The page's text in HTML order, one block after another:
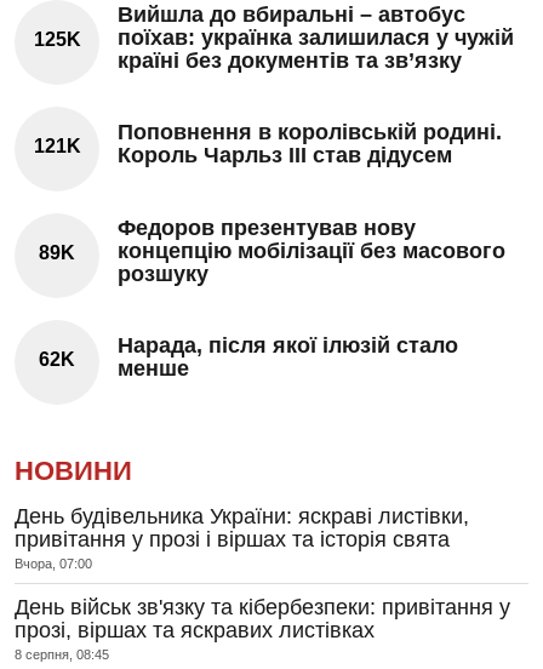
125K
Вийшла до вбиральні – автобус
поїхав: українка залишилася у чужій
країні без документів та зв’язку
121K
Поповнення в королівській родині.
Король Чарльз III став дідусем
89K
Федоров презентував нову
концепцію мобілізації без масового
розшуку
62K
Нарада, після якої ілюзій стало
менше
НОВИНИ
День будівельника України: яскраві листівки,
привітання у прозі і віршах та історія свята
Вчора, 07:00
День військ зв'язку та кібербезпеки: привітання у
прозі, віршах та яскравих листівках
8 серпня, 08:45